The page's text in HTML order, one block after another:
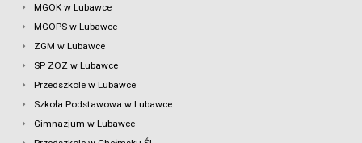
MGOK w Lubawce
MGOPS w Lubawce
ZGM w Lubawce
SP ZOZ w Lubawce
Przedszkole w Lubawce
Szkoła Podstawowa w Lubawce
Gimnazjum w Lubawce